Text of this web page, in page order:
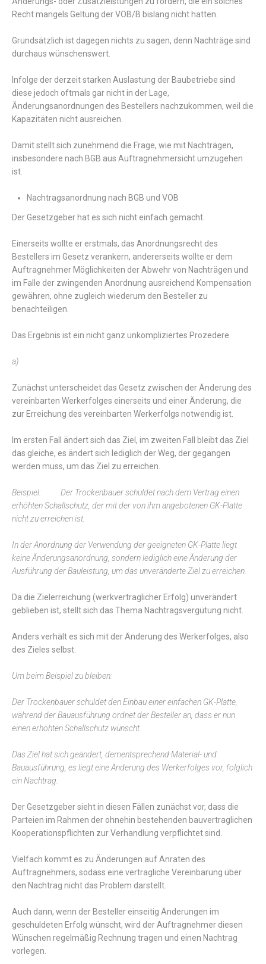
Recht mangels Geltung der VOB/B bislang nicht hatten.
Grundsätzlich ist dagegen nichts zu sagen, denn Nachträge sind
durchaus wünschenswert.
Infolge der derzeit starken Auslastung der Baubetriebe sind
diese jedoch oftmals gar nicht in der Lage,
Änderungsanordnungen des Bestellers nachzukommen, weil die
Kapazitäten nicht ausreichen.
Damit stellt sich zunehmend die Frage, wie mit Nachträgen,
insbesondere nach BGB aus Auftragnehmersicht umzugehen
ist.
Nachtragsanordnung nach BGB und VOB
Der Gesetzgeber hat es sich nicht einfach gemacht.
Einerseits wollte er erstmals, das Anordnungsrecht des
Bestellers im Gesetz verankern, andererseits wollte er dem
Auftragnehmer Möglichkeiten der Abwehr von Nachträgen und
im Falle der zwingenden Anordnung ausreichend Kompensation
gewähren, ohne zugleich wiederum den Besteller zu
benachteiligen.
Das Ergebnis ist ein nicht ganz unkompliziertes Prozedere.
a)
Zunächst unterscheidet das Gesetz zwischen der Änderung des
vereinbarten Werkerfolges einerseits und einer Änderung, die
zur Erreichung des vereinbarten Werkerfolgs notwendig ist.
Im ersten Fall ändert sich das Ziel, im zweiten Fall bleibt das Ziel
das gleiche, es ändert sich lediglich der Weg, der gegangen
werden muss, um das Ziel zu erreichen.
Beispiel: Der Trockenbauer schuldet nach dem Vertrag einen
erhöhten Schallschutz, der mit der von ihm angebotenen GK-Platte
nicht zu erreichen ist.
In der Anordnung der Verwendung der geeigneten GK-Platte liegt
keine Änderungsanordnung, sondern lediglich eine Änderung der
Ausführung der Bauleistung, um das unveränderte Ziel zu erreichen.
Da die Zielerreichung (werkvertraglicher Erfolg) unverändert
geblieben ist, stellt sich das Thema Nachtragsvergütung nicht.
Anders verhält es sich mit der Änderung des Werkerfolges, also
des Zieles selbst.
Um beim Beispiel zu bleiben:
Der Trockenbauer schuldet den Einbau einer einfachen GK-Platte,
während der Bauausführung ordnet der Besteller an, dass er nun
einen erhöhten Schallschutz wünscht.
Das Ziel hat sich geändert, dementsprechend Material- und
Bauausführung, es liegt eine Änderung des Werkerfolges vor, folglich
ein Nachtrag.
Der Gesetzgeber sieht in diesen Fällen zunächst vor, dass die
Parteien im Rahmen der ohnehin bestehenden bauvertraglichen
Kooperationspflichten zur Verhandlung verpflichtet sind.
Vielfach kommt es zu Änderungen auf Anraten des
Auftragnehmers, sodass eine vertragliche Vereinbarung über
den Nachtrag nicht das Problem darstellt.
Auch dann, wenn der Besteller einseitig Änderungen im
geschuldeten Erfolg wünscht, wird der Auftragnehmer diesen
Wünschen regelmäßig Rechnung tragen und einen Nachtrag
vorlegen.